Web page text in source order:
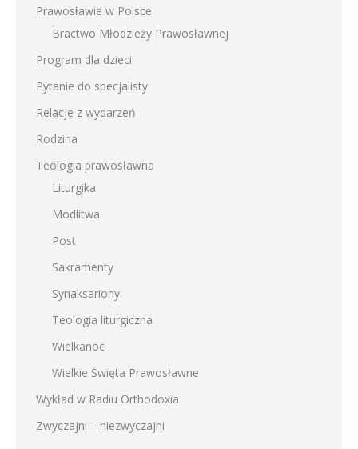
Prawosławie w Polsce
Bractwo Młodzieży Prawosławnej
Program dla dzieci
Pytanie do specjalisty
Relacje z wydarzeń
Rodzina
Teologia prawosławna
Liturgika
Modlitwa
Post
Sakramenty
Synaksariony
Teologia liturgiczna
Wielkanoc
Wielkie Święta Prawosławne
Wykład w Radiu Orthodoxia
Zwyczajni – niezwyczajni